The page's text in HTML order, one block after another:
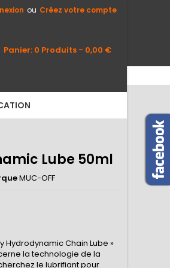
ou Créez votre compte
Panier: 0 Produits - 0,00 €
Lube 50ml
MUC-OFF
Hydrodynamic Chain Lube »
la technologie de la
le lubrifiant pour